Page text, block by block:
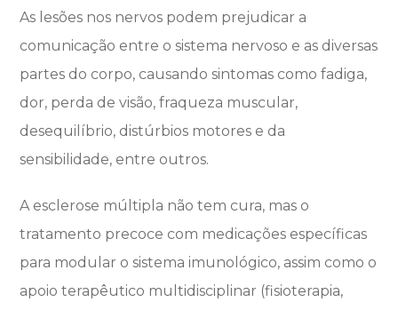
As lesões nos nervos podem prejudicar a
comunicação entre o sistema nervoso e as diversas
partes do corpo, causando sintomas como fadiga,
dor, perda de visão, fraqueza muscular,
desequilíbrio, distúrbios motores e da
sensibilidade, entre outros.
A esclerose múltipla não tem cura, mas o
tratamento precoce com medicações específicas
para modular o sistema imunológico, assim como o
apoio terapêutico multidisciplinar (fisioterapia,